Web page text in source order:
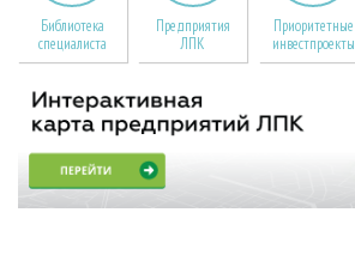
Библиотека
специалиста
Предприятия
ЛПК
Приоритетные
инвестпроекты